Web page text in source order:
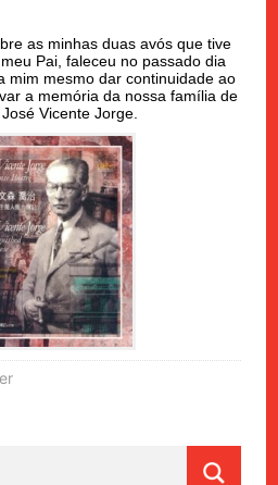
as minhas duas avós que tive
Pai, faleceu no passado dia
mim mesmo dar continuidade ao
a memória da nossa família de
Vicente Jorge.